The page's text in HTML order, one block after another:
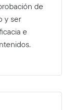
de
y ser
e